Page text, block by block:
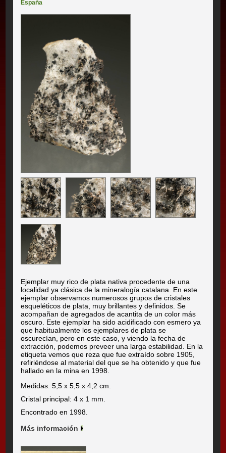
España
Ejemplar muy rico de plata nativa procedente de una
localidad ya clásica de la mineralogía catalana. En este
ejemplar observamos numerosos grupos de cristales
esqueléticos de plata, muy brillantes y definidos. Se
acompañan de agregados de acantita de un color más
oscuro. Este ejemplar ha sido acidificado con esmero ya
que habitualmente los ejemplares de plata se
oscurecían, pero en este caso, y viendo la fecha de
extracción, podemos preveer una larga estabilidad. En la
etiqueta vemos que reza que fue extraído sobre 1905,
refiriéndose al material del que se ha obtenido y que fue
hallado en la mina en 1998.
Medidas: 5,5 x 5,5 x 4,2 cm.
Cristal principal: 4 x 1 mm.
Encontrado en 1998.
Más información